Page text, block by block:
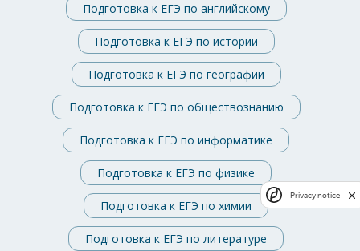
Подготовка к ЕГЭ по английскому
Подготовка к ЕГЭ по истории
Подготовка к ЕГЭ по географии
Подготовка к ЕГЭ по обществознанию
Подготовка к ЕГЭ по информатике
Подготовка к ЕГЭ по физике
Подготовка к ЕГЭ по химии
Подготовка к ЕГЭ по литературе
Privacy notice